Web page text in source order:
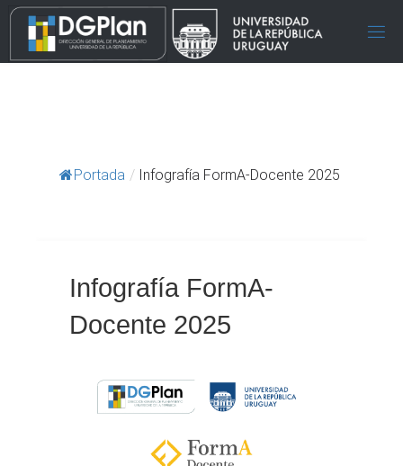
Portada / Infografía FormA-Docente 2025
Infografía FormA-
Docente 2025